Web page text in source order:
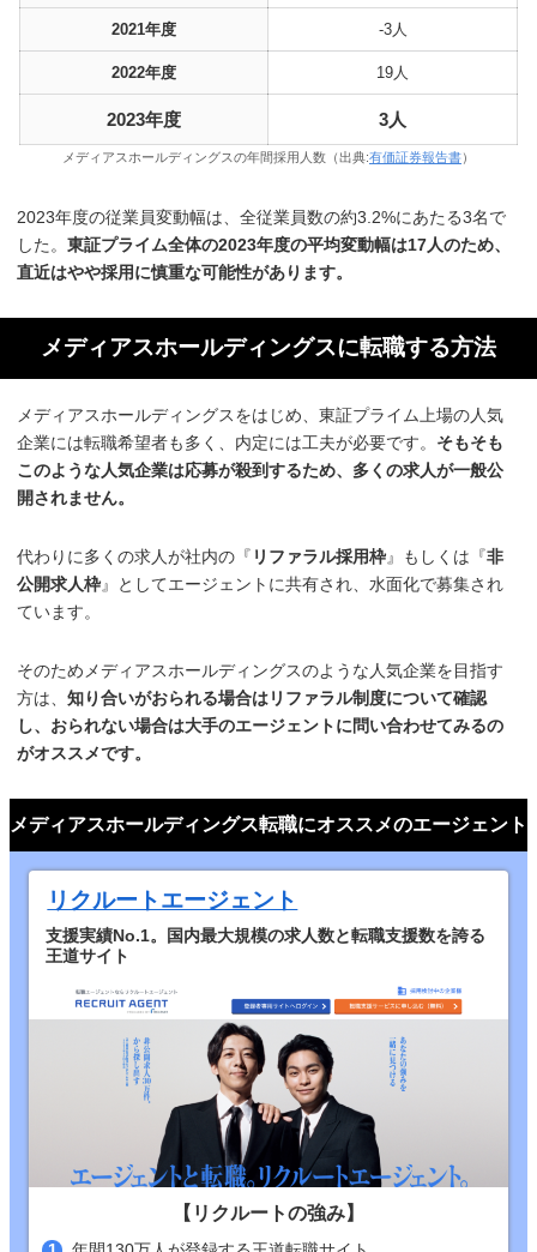
2021年度 -3人
2022年度 19人
2023年度 3人
メディアスホールディングスの年間採用人数（出典:有価証券報告書）
2023年度の従業員変動幅は、全従業員数の約3.2%にあたる3名で
した。東証プライム全体の2023年度の平均変動幅は17人のため、
直近はやや採用に慎重な可能性があります。
メディアスホールディングスに転職する方法
メディアスホールディングスをはじめ、東証プライム上場の人気
企業には転職希望者も多く、内定には工夫が必要です。 そもそも
このような人気企業は応募が殺到するため、多くの求人が一般公
開されません。
代わりに多くの求人が社内の『 リファラル採用枠』もしくは『非
公開求人枠』としてエージェントに共有され、水面化で募集され
ています。
そのためメディアスホールディングスのような人気企業を目指す
方は、知り合いがおられる場合はリファラル制度について確認
し、おられない場合は大手のエージェントに問い合わせてみるの
がオススメです。
メディアスホールディングス転職にオススメのエージェント
リクルートエージェント
支援実績No.1。国内最大規模の求人数と転職支援数を誇る
王道サイト
【リクルートの強み】